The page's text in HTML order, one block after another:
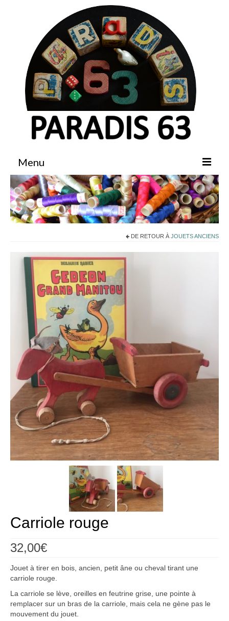
Menu
Accueil
Boutique
Déco
Mobilier
Vaisselle ancienne
Jouets anciens
Tissus
Patchwork
Mercerie
Dressing
Linge ancien
Ephemera
Créations
Blog
Galerie
0,00€
DE RETOUR À JOUETS ANCIENS
Carriole rouge
32,00€
Jouet à tirer en bois, ancien, petit âne ou cheval tirant une
carriole rouge.
La carriole se lève, oreilles en feutrine grise, une pointe à
remplacer sur un bras de la carriole, mais cela ne gène pas le
mouvement du jouet.